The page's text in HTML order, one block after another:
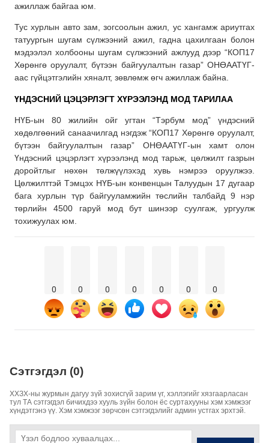
ажиллаж байгаа юм.
Тус хурлын авто зам, зогсоолын ажил, ус хангамж ариутгах
татуургын шугам сүлжээний ажил, гадна цахилгаан болон
мэдээлэл холбооны шугам сүлжээний ажлууд дээр “КОП17
Хөрөнгө оруулалт, бүтээн байгуулалтын газар” ОНӨААТҮГ-
аас гүйцэтгэлийн хяналт, зөвлөмж өгч ажиллаж байна.
ҮНДЭСНИЙ ЦЭЦЭРЛЭГТ ХҮРЭЭЛЭНД МОД ТАРИЛАА
НҮБ-ын 80 жилийн ойг угтан “Тэрбум мод” үндэсний
хөдөлгөөний санаачилгад нэгдэж “КОП17 Хөрөнгө оруулалт,
бүтээн байгуулалтын газар” ОНӨААТҮГ-ын хамт олон
Үндэсний цэцэрлэгт хүрээлэнд мод тарьж, цөлжилт газрын
доройтлыг нөхөн төлжүүлэхэд хувь нэмрээ оруулжээ.
Цөлжилттэй Тэмцэх НҮБ-ын конвенцын Талуудын 17 дугаар
бага хурлын түр байгууламжийн төслийн талбайд 9 нэр
төрлийн 4500 гаруй мод бут шинээр суулгаж, ургуулж
тохижуулах юм.
0 0 0 0 0 0 0
Сэтгэгдэл (0)
ХХЗХ-ны журмын дагуу зүй зохисгүй зарим үг, хэллэгийг хязгаарласан
тул ТА сэтгэгдэл бичихдээ хууль зүйн болон ёс суртахууны хэм хэмжээг
хүндэтгэнэ үү. Хэм хэмжээг зөрчсөн сэтгэгдэлийг админ устгах эрхтэй.